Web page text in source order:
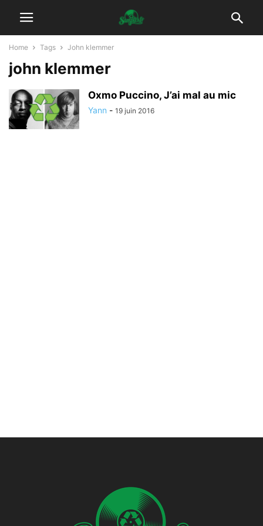
Home Tags John klemmer
john klemmer
Oxmo Puccino, J’ai mal au mic
Yann - 19 juin 2016